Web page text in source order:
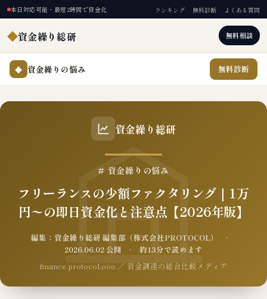
本日対応可能・最短2時間で資金化 ランキング 無料診断 よくある質問
◆資金繰り総研 無料相談
◆ 資金繰りの悩み 無料診断
資金繰り総研
# 資金繰りの悩み
フリーランスの少額ファクタリング｜1万
円〜の即日資金化と注意点【2026年版】
編集：資金繰り総研 編集部（株式会社PROTOCOL） ·
2026.06.02 公開 · 約13分で読めます
finance.protocol.ooo ／ 資金調達の総合比較メディア